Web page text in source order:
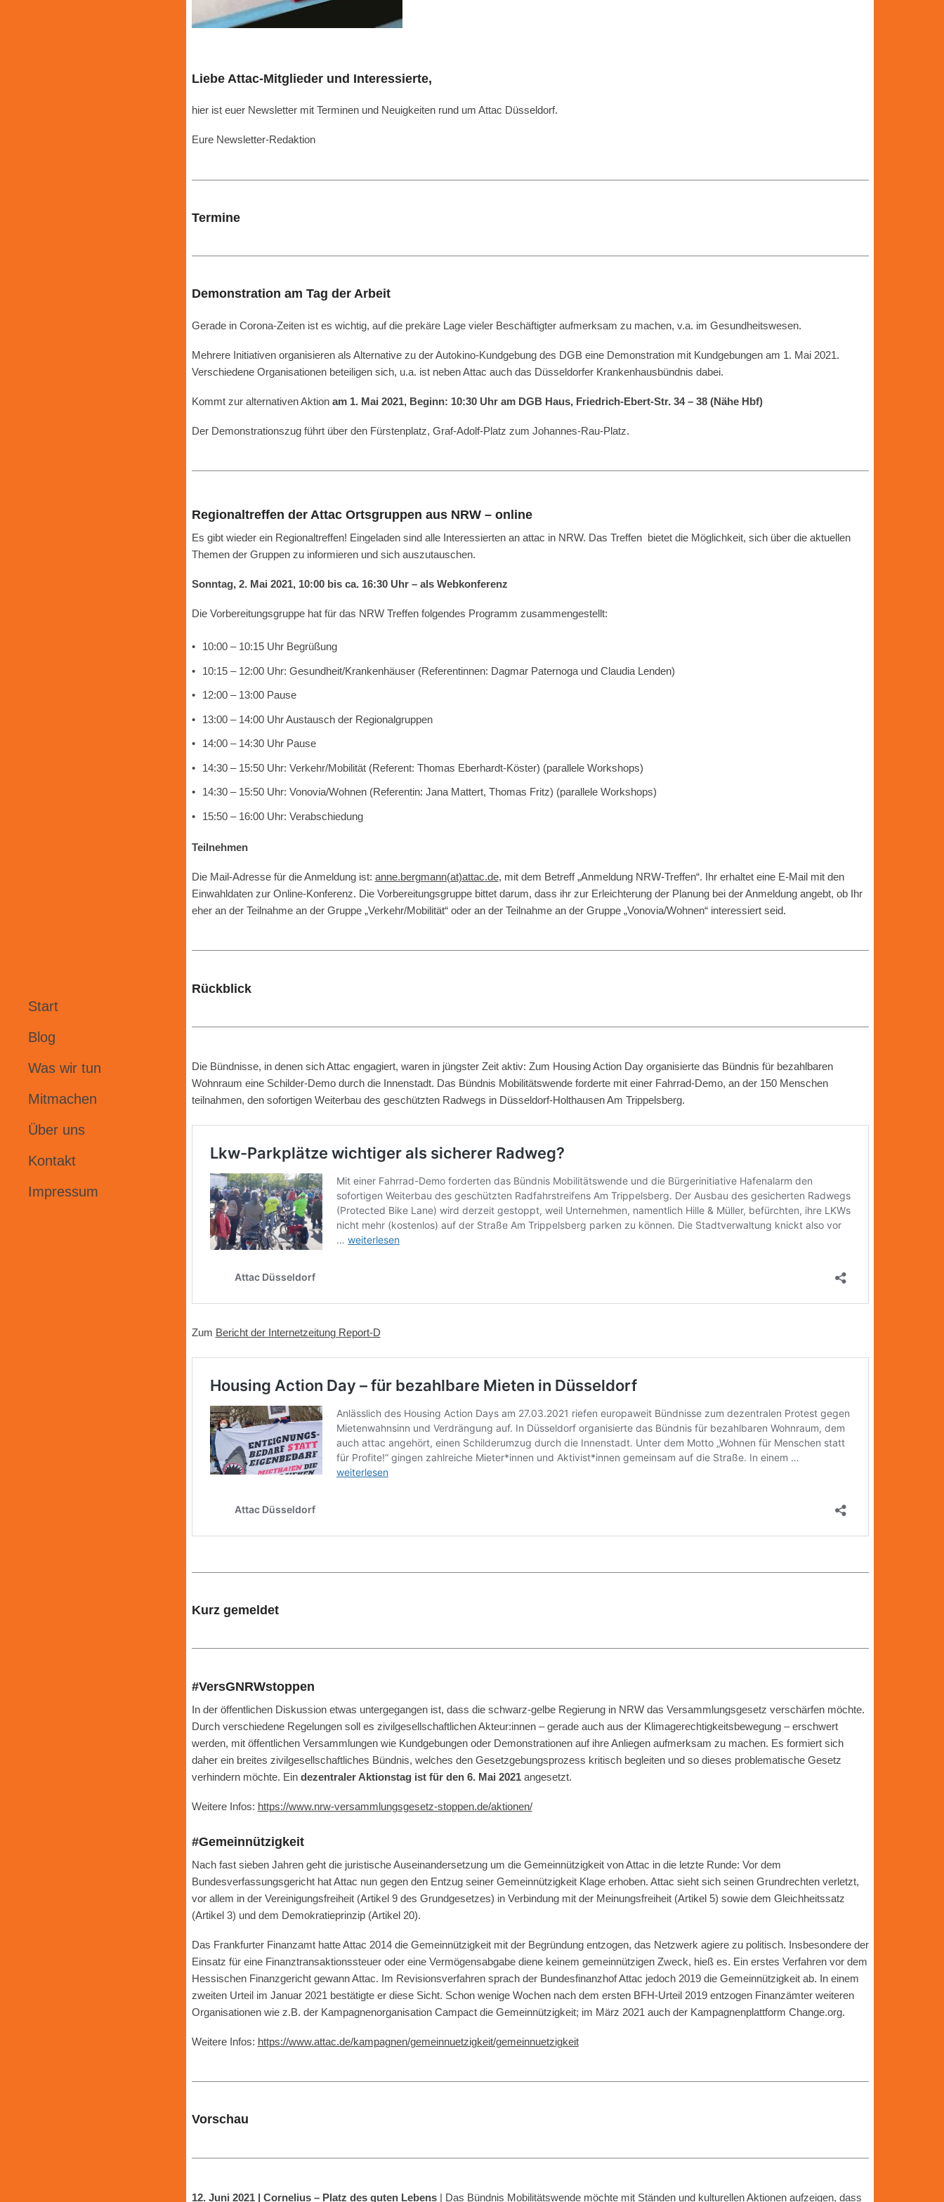
Start
Blog
Was wir tun
Mitmachen
Über uns
Kontakt
Impressum
Liebe Attac-Mitglieder und Interessierte,
hier ist euer Newsletter mit Terminen und Neuigkeiten rund um Attac Düsseldorf.
Eure Newsletter-Redaktion
Termine
Demonstration am Tag der Arbeit
Gerade in Corona-Zeiten ist es wichtig, auf die prekäre Lage vieler Beschäftigter aufmerksam zu machen, v.a. im Gesundheitswesen.
Mehrere Initiativen organisieren als Alternative zu der Autokino-Kundgebung des DGB eine Demonstration mit Kundgebungen am 1. Mai 2021.
Verschiedene Organisationen beteiligen sich, u.a. ist neben Attac auch das Düsseldorfer Krankenhausbündnis dabei.
Kommt zur alternativen Aktion am 1. Mai 2021, Beginn: 10:30 Uhr am DGB Haus, Friedrich-Ebert-Str. 34 – 38 (Nähe Hbf)
Der Demonstrationszug führt über den Fürstenplatz, Graf-Adolf-Platz zum Johannes-Rau-Platz.
Regionaltreffen der Attac Ortsgruppen aus NRW – online
Es gibt wieder ein Regionaltreffen! Eingeladen sind alle Interessierten an attac in NRW. Das Treffen bietet die Möglichkeit, sich über die aktuellen
Themen der Gruppen zu informieren und sich auszutauschen.
Sonntag, 2. Mai 2021, 10:00 bis ca. 16:30 Uhr – als Webkonferenz
Die Vorbereitungsgruppe hat für das NRW Treffen folgendes Programm zusammengestellt:
10:00 – 10:15 Uhr Begrüßung
10:15 – 12:00 Uhr: Gesundheit/Krankenhäuser (Referentinnen: Dagmar Paternoga und Claudia Lenden)
12:00 – 13:00 Pause
13:00 – 14:00 Uhr Austausch der Regionalgruppen
14:00 – 14:30 Uhr Pause
14:30 – 15:50 Uhr: Verkehr/Mobilität (Referent: Thomas Eberhardt-Köster) (parallele Workshops)
14:30 – 15:50 Uhr: Vonovia/Wohnen (Referentin: Jana Mattert, Thomas Fritz) (parallele Workshops)
15:50 – 16:00 Uhr: Verabschiedung
Teilnehmen
Die Mail-Adresse für die Anmeldung ist: anne.bergmann(at)attac.de, mit dem Betreff „Anmeldung NRW-Treffen“. Ihr erhaltet eine E-Mail mit den
Einwahldaten zur Online-Konferenz. Die Vorbereitungsgruppe bittet darum, dass ihr zur Erleichterung der Planung bei der Anmeldung angebt, ob Ihr
eher an der Teilnahme an der Gruppe „Verkehr/Mobilität“ oder an der Teilnahme an der Gruppe „Vonovia/Wohnen“ interessiert seid.
Rückblick
Die Bündnisse, in denen sich Attac engagiert, waren in jüngster Zeit aktiv: Zum Housing Action Day organisierte das Bündnis für bezahlbaren
Wohnraum eine Schilder-Demo durch die Innenstadt. Das Bündnis Mobilitätswende forderte mit einer Fahrrad-Demo, an der 150 Menschen
teilnahmen, den sofortigen Weiterbau des geschützten Radwegs in Düsseldorf-Holthausen Am Trippelsberg.
Zum Bericht der Internetzeitung Report-D
Kurz gemeldet
#VersGNRWstoppen
In der öffentlichen Diskussion etwas untergegangen ist, dass die schwarz-gelbe Regierung in NRW das Versammlungsgesetz verschärfen möchte.
Durch verschiedene Regelungen soll es zivilgesellschaftlichen Akteur:innen – gerade auch aus der Klimagerechtigkeitsbewegung – erschwert
werden, mit öffentlichen Versammlungen wie Kundgebungen oder Demonstrationen auf ihre Anliegen aufmerksam zu machen. Es formiert sich
daher ein breites zivilgesellschaftliches Bündnis, welches den Gesetzgebungsprozess kritisch begleiten und so dieses problematische Gesetz
verhindern möchte. Ein dezentraler Aktionstag ist für den 6. Mai 2021angesetzt.
Weitere Infos: https://www.nrw-versammlungsgesetz-stoppen.de/aktionen/
#Gemeinnützigkeit
Nach fast sieben Jahren geht die juristische Auseinandersetzung um die Gemeinnützigkeit von Attac in die letzte Runde: Vor dem
Bundesverfassungsgericht hat Attac nun gegen den Entzug seiner Gemeinnützigkeit Klage erhoben. Attac sieht sich seinen Grundrechten verletzt,
vor allem in der Vereinigungsfreiheit (Artikel 9 des Grundgesetzes) in Verbindung mit der Meinungsfreiheit (Artikel 5) sowie dem Gleichheitssatz
(Artikel 3) und dem Demokratieprinzip (Artikel 20).
Das Frankfurter Finanzamt hatte Attac 2014 die Gemeinnützigkeit mit der Begründung entzogen, das Netzwerk agiere zu politisch. Insbesondere der
Einsatz für eine Finanztransaktionssteuer oder eine Vermögensabgabe diene keinem gemeinnützigen Zweck, hieß es. Ein erstes Verfahren vor dem
Hessischen Finanzgericht gewann Attac. Im Revisionsverfahren sprach der Bundesfinanzhof Attac jedoch 2019 die Gemeinnützigkeit ab. In einem
zweiten Urteil im Januar 2021 bestätigte er diese Sicht. Schon wenige Wochen nach dem ersten BFH-Urteil 2019 entzogen Finanzämter weiteren
Organisationen wie z.B. der Kampagnenorganisation Campact die Gemeinnützigkeit; im März 2021 auch der Kampagnenplattform Change.org.
Weitere Infos: https://www.attac.de/kampagnen/gemeinnuetzigkeit/gemeinnuetzigkeit
Vorschau
12. Juni 2021 | Cornelius – Platz des guten Lebens| Das Bündnis Mobilitätswende möchte mit Ständen und kulturellen Aktionen aufzeigen, dass